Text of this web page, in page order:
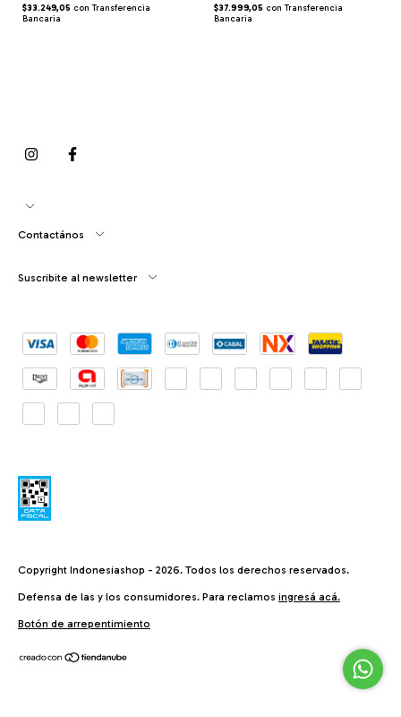
$33.249,05 con Transferencia
Bancaria
$37.999,05 con Transferencia
Bancaria
Contactános
Suscribite al newsletter
Copyright Indonesiashop - 2026. Todos los derechos reservados.
Defensa de las y los consumidores. Para reclamos ingresá acá.
Botón de arrepentimiento